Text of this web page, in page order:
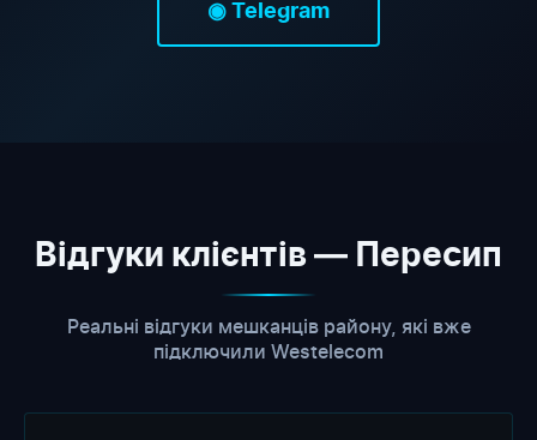
◉ Telegram
Відгуки клієнтів — Пересип
Реальні відгуки мешканців району, які вже
підключили Westelecom